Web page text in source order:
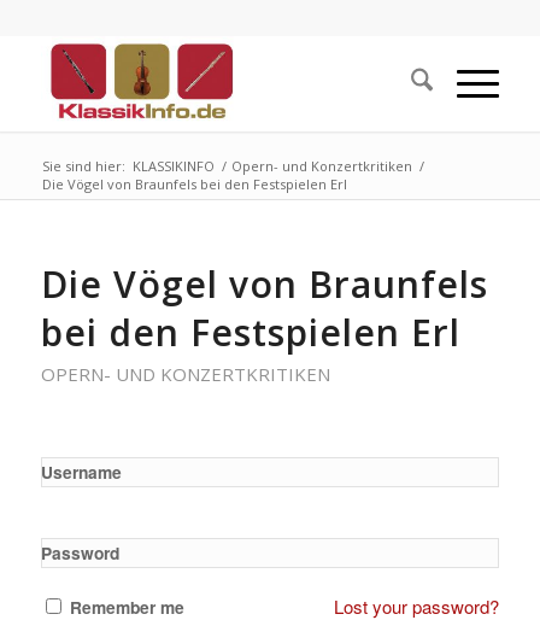
Sie sind hier: KLASSIKINFO / Opern- und Konzertkritiken /
Die Vögel von Braunfels bei den Festspielen Erl
Die Vögel von Braunfels
bei den Festspielen Erl
OPERN- UND KONZERTKRITIKEN
Username
Password
Remember me Lost your password?